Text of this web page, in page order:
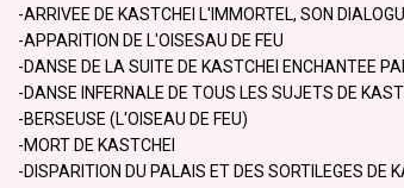
-ARRIVEE DE KASTCHEI L'IMMORTEL, SON
-APPARITION DE L'OISESAU DE FEU
-DANSE DE LA SUITE DE KASTCHEI ENCHANTEE
-DANSE INFERNALE DE TOUS LES SUJETS DE
-BERSEUSE (L'OISEAU DE FEU)
-MORT DE KASTCHEI
-DISPARITION DU PALAIS ET DES SORTILEGES DE